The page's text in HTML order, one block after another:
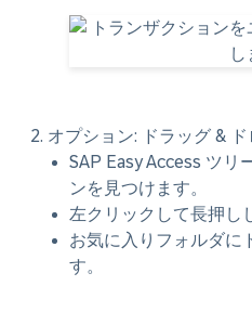
オプション: ドラッグ &
SAP Easy Access ツリ
ンを見つけます。
左クリックして長押し
お気に入りフォルダに
す。